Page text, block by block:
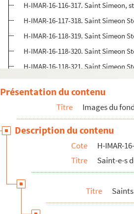
H-IMAR-16-116-317. Saint Simeon,
H-IMAR-16-117-318. Saint Simeon
H-IMAR-16-118-319. Saint Simeon
H-IMAR-16-118-320. Saint Simeon
H-IMAR-16-118-321. Saint Simeon
H-IMAR-16-118-322. Saint Simeon
H-IMAR-16-118-323. Saint Simeon
H-IMAR-16-118-324. Saint Simeon
H-IMAR-16-118-325. Saint Simeon
H-IMAR-16-119-326. Saint Simeon
H-IMAR-16-119-327. Saint Simeon
H-IMAR-16-119-328. Saint Simeon
H-IMAR-16-120-329. Saint Simon
H-IMAR-16-120-330. Saint Simon
Présentation du contenu
Titre Images du
Description du contenu
Cote
H-IMAR-
Titre
Saint-e-s
Titre